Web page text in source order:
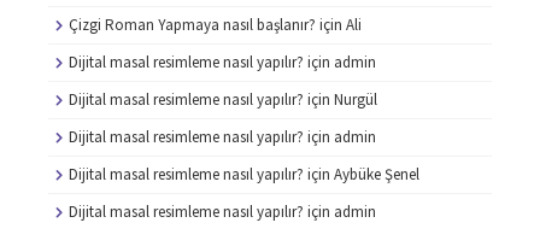
Çizgi Roman Yapmaya nasıl başlanır? için Ali
Dijital masal resimleme nasıl yapılır? için admin
Dijital masal resimleme nasıl yapılır? için Nurgül
Dijital masal resimleme nasıl yapılır? için admin
Dijital masal resimleme nasıl yapılır? için Aybüke Şenel
Dijital masal resimleme nasıl yapılır? için admin